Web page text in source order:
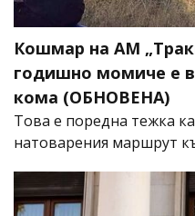
Кошмар на АМ
годишно момиче е
кома (ОБНОВЕНА)
Това е поредна тежка
натоварения маршрут